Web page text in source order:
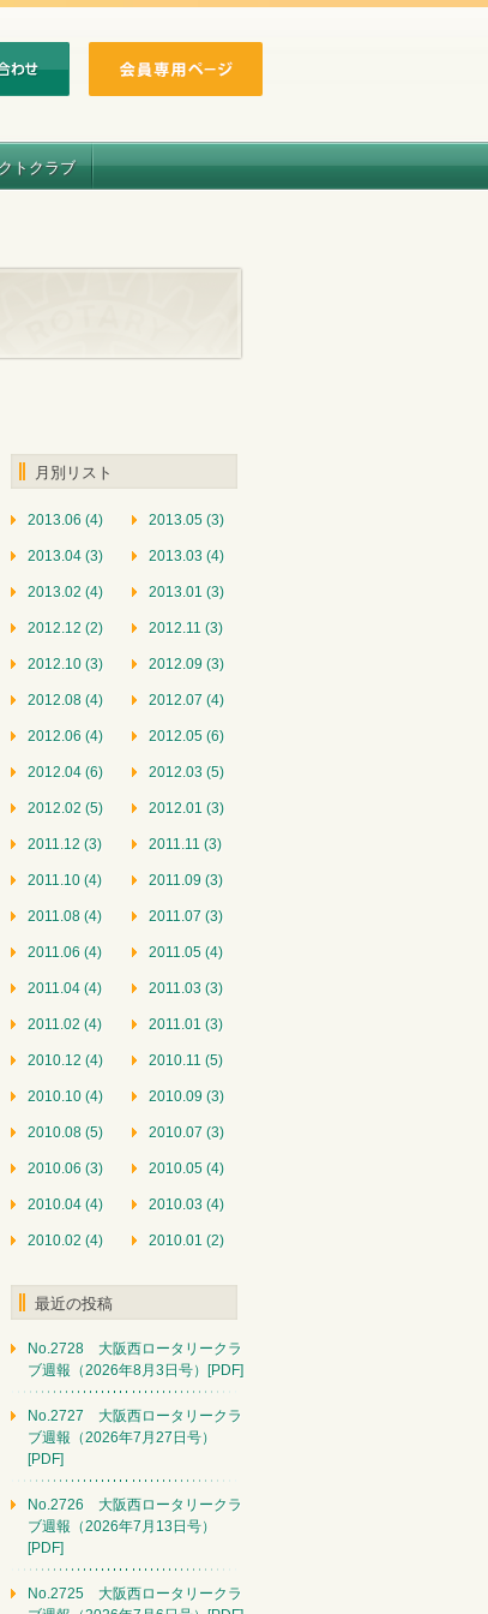
トクラブ
月別リスト
2013.06 (4) 2013.05 (3)
2013.04 (3) 2013.03 (4)
2013.02 (4) 2013.01 (3)
2012.12 (2) 2012.11 (3)
2012.10 (3) 2012.09 (3)
2012.08 (4) 2012.07 (4)
2012.06 (4) 2012.05 (6)
2012.04 (6) 2012.03 (5)
2012.02 (5) 2012.01 (3)
2011.12 (3) 2011.11 (3)
2011.10 (4) 2011.09 (3)
2011.08 (4) 2011.07 (3)
2011.06 (4) 2011.05 (4)
2011.04 (4) 2011.03 (3)
2011.02 (4) 2011.01 (3)
2010.12 (4) 2010.11 (5)
2010.10 (4) 2010.09 (3)
2010.08 (5) 2010.07 (3)
2010.06 (3) 2010.05 (4)
2010.04 (4) 2010.03 (4)
2010.02 (4) 2010.01 (2)
最近の投稿
No.2728 大阪西ロータリークラ
ブ週報（2026年8月3日号）[PDF]
No.2727 大阪西ロータリークラ
ブ週報（2026年7月27日号）
[PDF]
No.2726 大阪西ロータリークラ
ブ週報（2026年7月13日号）
[PDF]
No.2725 大阪西ロータリークラ